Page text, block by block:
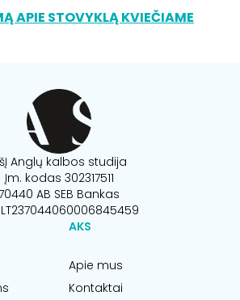
APIE STOVYKLĄ KVIEČIAME
Anglų kalbos studija
Įm. kodas 302317511
AB SEB Bankas
AKS
Apie mus
Kontaktai